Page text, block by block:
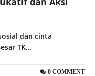
dan cinta
TK...
0 COMMENT